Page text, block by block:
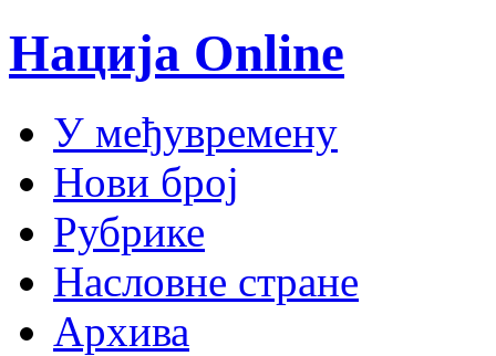
Нација Online
У међувремену
Нови број
Рубрике
Насловне стране
Архива